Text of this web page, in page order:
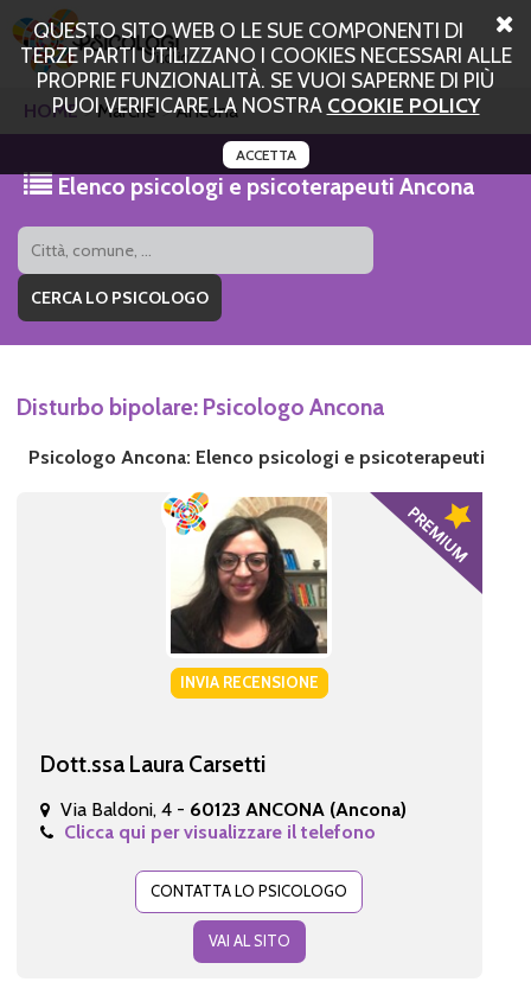
QUESTO SITO WEB O LE SUE COMPONENTI DI
TERZE PARTI UTILIZZANO I COOKIES NECESSARI ALLE
PROPRIE FUNZIONALITÀ. SE VUOI SAPERNE DI PIÙ
PUOI VERIFICARE LA NOSTRA COOKIE POLICY
ACCETTA
HOME Marche Ancona
Elenco psicologi e psicoterapeuti Ancona
Disturbo bipolare: Psicologo Ancona
Psicologo Ancona: Elenco psicologi e psicoterapeuti
INVIA RECENSIONE
Dott.ssa Laura Carsetti
Via Baldoni, 4 - 60123 ANCONA (Ancona)
Clicca qui per visualizzare il telefono
CONTATTA LO PSICOLOGO
VAI AL SITO